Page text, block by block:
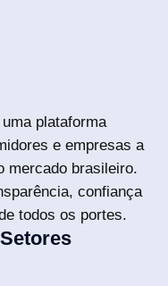
plataforma
e empresas a
mercado brasileiro.
confiança
todos os portes.